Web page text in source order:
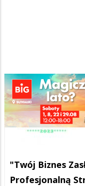
"Twój Biznes
Profesjonalną